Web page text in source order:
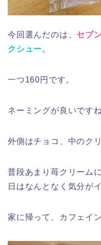
今回選んだのは、 セブ
クシュー。
一つ160円です。
ネーミングが良いですね
外側はチョコ、中のク
普段あまり苺クリーム
日はなんとなく気分が
家に帰って、カフェイ